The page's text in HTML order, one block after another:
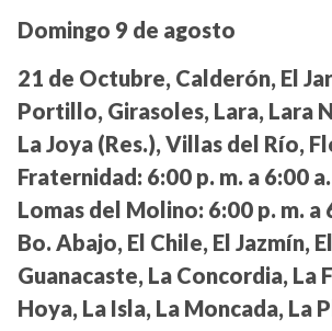
Domingo 9 de agosto
21 de Octubre, Calderón, El
Portillo, Girasoles, Lara, Lara
La Joya (Res.), Villas del Río,
Fraternidad: 6:00 p. m. a 6:00
Lomas del Molino: 6:00 p. m. a
Bo. Abajo, El Chile, El Jazmín,
Guanacaste, La Concordia, La
Hoya, La Isla, La Moncada, La